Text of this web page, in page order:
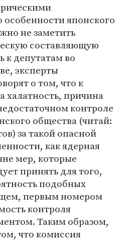
японского
не заметить
составляющую
к депутатам во
эксперты
о том, что к
халатность, причина
контроле
общества (читай:
за такой опасной
как ядерная
мер, которые
принять для того,
подобных
первым номером
контроля
Таким образом,
что комиссия